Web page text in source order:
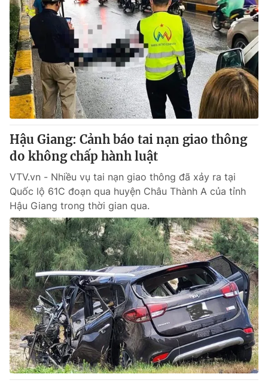
VTV Money VTV Thể thao
VTV Sức khoẻ Bất động sản
Thị trường 24h Tấm lòng Việt
VTV4 Vươn mình bằng AI
VTV9 VTV8
Liên hệ tòa soạn English
THỜI BÁO VTV
Theo dõi báo trên
Cơ quan chủ quản:Đài Truyền hình Việt Nam
Cơ quan báo chí:Thời báo VTV
Giấy phép hoạt động báo in và báo điện tử số 483/GP-BTTTT
cấp ngày 29/12/2023
Tổng Biên tập:Vũ Thanh Thủy
Hậu Giang: Cảnh báo tai nạn giao thông
do không chấp hành luật
VTV.vn - Nhiều vụ tai nạn giao thông đã xảy ra tại
Quốc lộ 61C đoạn qua huyện Châu Thành A của tỉnh
Hậu Giang trong thời gian qua.